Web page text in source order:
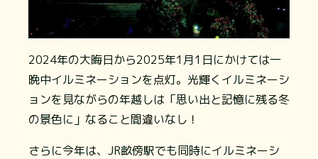
2024年の大晦日から2025年1月1日にかけては一
晩中イルミネーションを点灯。光輝くイルミネーシ
ョンを見ながらの年越しは「思い出と記憶に残る冬
の景色に」なること間違いなし！
さらに今年は、JR畝傍駅でも同時にイルミネーシ